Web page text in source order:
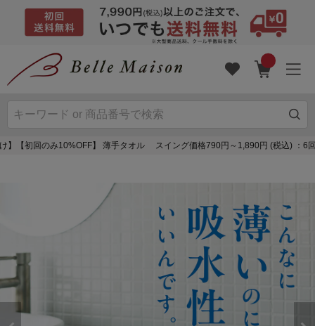
】【初回のみ10%OFF】 薄手タオル スイング価格790円～1,890円 (税込) ：6